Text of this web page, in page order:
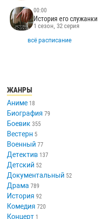
00:00
История его служанки
1 сезон, 32 серия
всё расписание
ЖАНРЫ
Аниме 18
Биография 79
Боевик 355
Вестерн 5
Военный 77
Детектив 137
Детский 52
Документальный 52
Драма 789
История 92
Комедия 720
Концерт 1